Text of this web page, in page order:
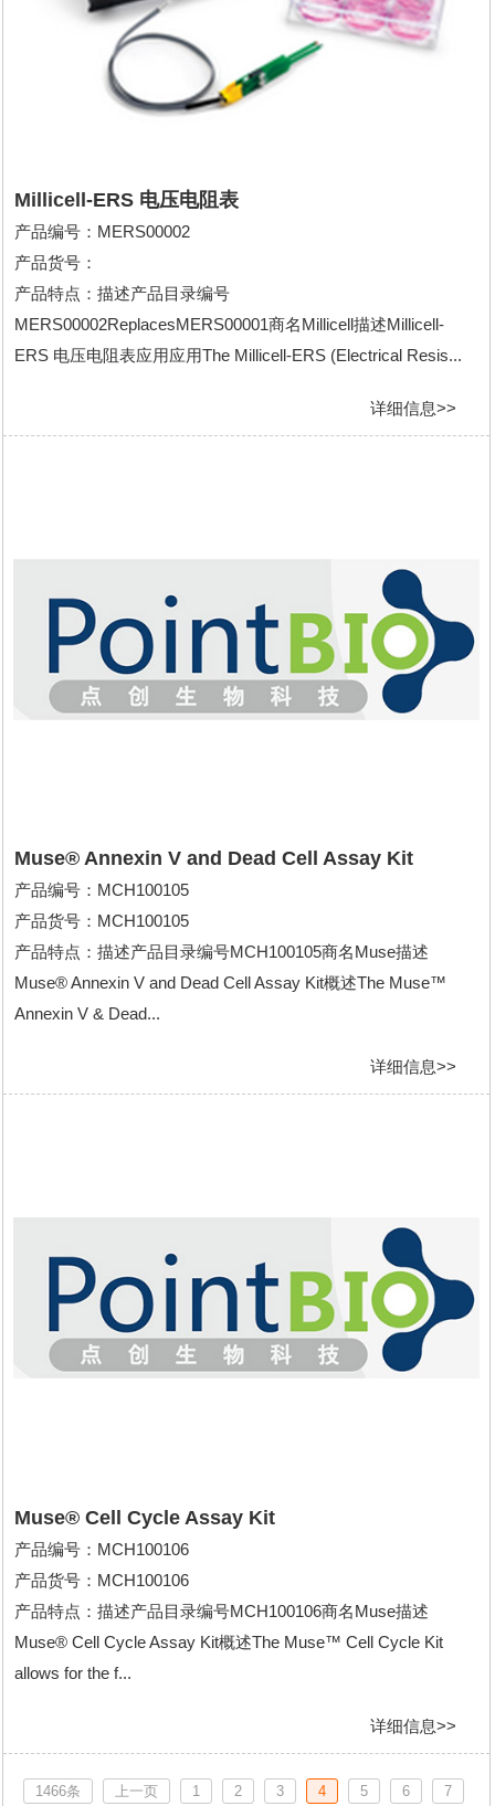
Millicell-ERS 电压电阻表
产品编号：MERS00002
产品货号：
产品特点：描述产品目录编号
MERS00002ReplacesMERS00001商名Millicell描述Millicell-
ERS 电压电阻表应用应用The Millicell-ERS (Electrical Resis...
详细信息>>
Muse® Annexin V and Dead Cell Assay Kit
产品编号：MCH100105
产品货号：MCH100105
产品特点：描述产品目录编号MCH100105商名Muse描述
Muse® Annexin V and Dead Cell Assay Kit概述The Muse™
Annexin V & Dead...
详细信息>>
Muse® Cell Cycle Assay Kit
产品编号：MCH100106
产品货号：MCH100106
产品特点：描述产品目录编号MCH100106商名Muse描述
Muse® Cell Cycle Assay Kit概述The Muse™ Cell Cycle Kit
allows for the f...
详细信息>>
1466条 上一页 1 2 3 4 5 6
7